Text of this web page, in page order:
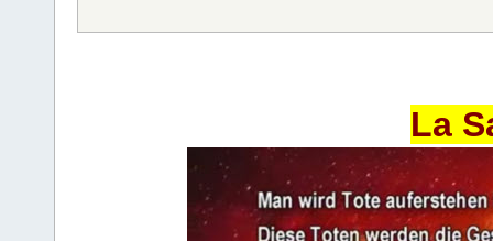
La